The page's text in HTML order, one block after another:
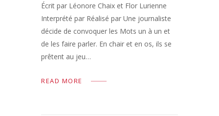
Écrit par Léonore Chaix et Flor Lurienne
Interprété par Réalisé par Une journaliste
décide de convoquer les Mots un à un et
de les faire parler. En chair et en os, ils se
prêtent au jeu…
READ MORE